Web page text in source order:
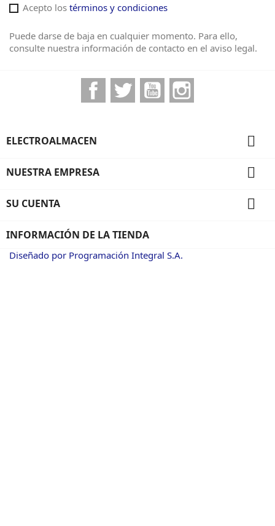
Acepto los términos y condiciones
Puede darse de baja en cualquier momento. Para ello,
consulte nuestra información de contacto en el aviso legal.
FacebookTwitter YouTube
ELECTROALMACEN 
NUESTRA EMPRESA 
SU CUENTA 
INFORMACIÓN DE LA TIENDA
Diseñado por Programación Integral S.A.